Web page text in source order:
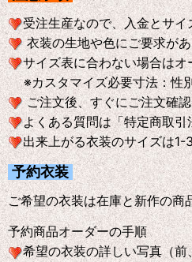
受注生産なので、入金とサ
衣装の生地や色にご要求が
サイズ表に合わない場合は
※カスタマイズ必要寸法：性
ご注文後、すぐにご注文確
よくある質問は「特定商取
出来上がる衣装のサイズは
予約衣装
ご希望の衣装は在庫と新作の商
予約商品オーダーの手順
希望の衣装の詳しい写真（